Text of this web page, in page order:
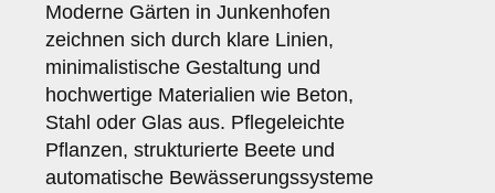
Moderne Gärten in Junkenhofen
zeichnen sich durch klare Linien,
minimalistische Gestaltung und
hochwertige Materialien wie Beton,
Stahl oder Glas aus. Pflegeleichte
Pflanzen, strukturierte Beete und
automatische Bewässerungssysteme